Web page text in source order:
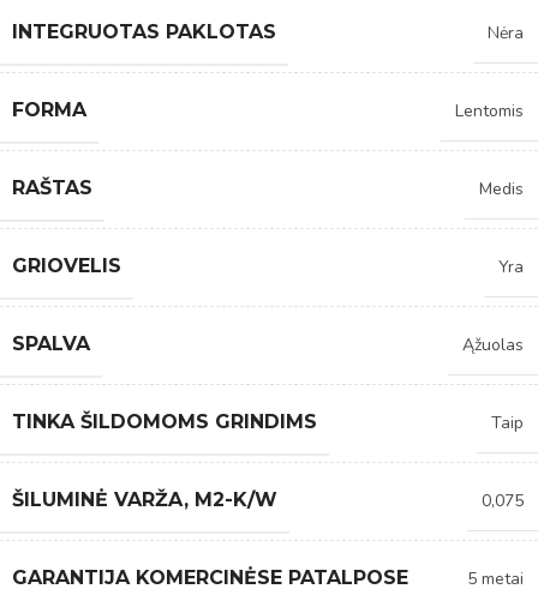
INTEGRUOTAS PAKLOTAS Nėra
FORMA Lentomis
RAŠTAS Medis
GRIOVELIS Yra
SPALVA Ąžuolas
TINKA ŠILDOMOMS GRINDIMS Taip
ŠILUMINĖ VARŽA, M2-K/W 0,075
GARANTIJA KOMERCINĖSE PATALPOSE 5 metai